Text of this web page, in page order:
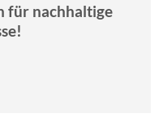
für nachhaltige